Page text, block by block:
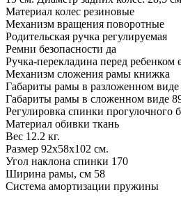
Материал колес резиновые
Механизм вращения поворотные
Родительская ручка регулируемая
Ремни безопасности да
Ручка-перекладина перед ребенком
Механизм сложения рамы книжка
Габариты рамы в разложенном виде
Габариты рамы в сложенном виде
Регулировка спинки прогулочного
Материал обивки ткань
Вес 12.2 кг.
Размер 92х58х102 см.
Угол наклона спинки 170
Ширина рамы, см 58
Система амортизации пружины